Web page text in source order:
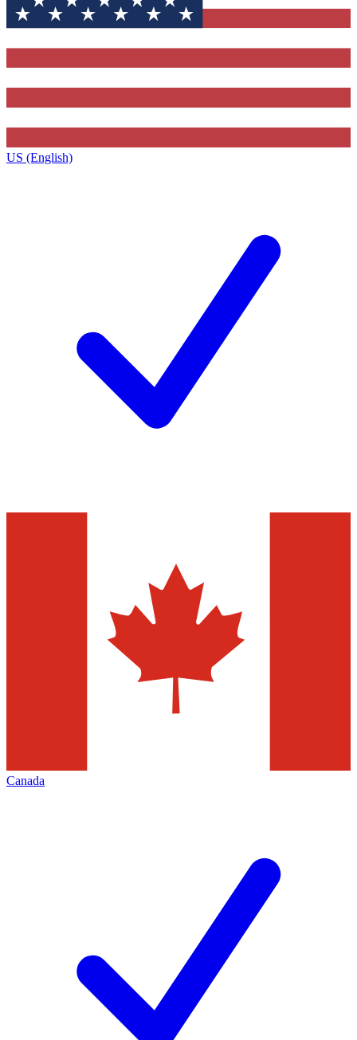
US (English)
Canada